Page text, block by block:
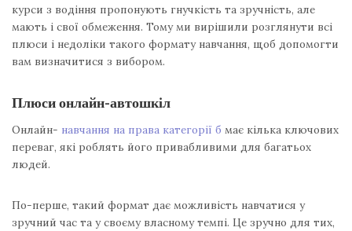
курси з водіння пропонують гнучкість та зручність, але
мають і свої обмеження. Тому ми вирішили розглянути всі
плюси і недоліки такого формату навчання, щоб допомогти
вам визначитися з вибором.
Плюси онлайн-автошкіл
Онлайн- навчання на права категорії б має кілька ключових
переваг, які роблять його привабливими для багатьох
людей.
По-перше, такий формат дає можливість навчатися у
зручний час та у своєму власному темпі. Це зручно для тих,